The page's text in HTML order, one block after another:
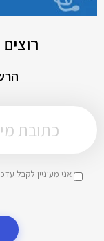
אני מעוניין לקבל